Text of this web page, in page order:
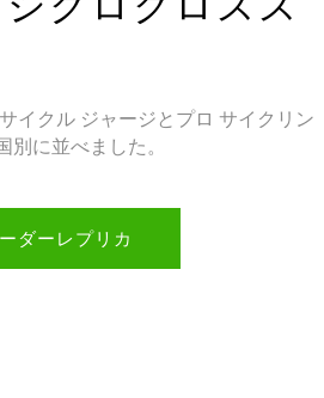
イクル ジャージとプロ サイクリン
に並べました。
ダーレプリカ